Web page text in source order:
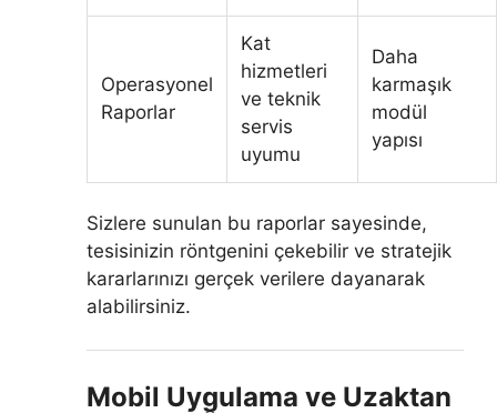
Operasyonel
Raporlar
Kat
hizmetleri
ve teknik
servis
uyumu
Daha
karmaşık
modül
yapısı
Sizlere sunulan bu raporlar sayesinde,
tesisinizin röntgenini çekebilir ve stratejik
kararlarınızı gerçek verilere dayanarak
alabilirsiniz.
Mobil Uygulama ve Uzaktan